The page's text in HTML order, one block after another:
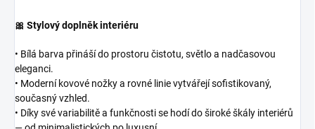
🎀 Stylový doplněk interiéru
• Bílá barva přináší do prostoru čistotu, světlo a nadčasovou
eleganci.
• Moderní kovové nožky a rovné linie vytvářejí sofistikovaný,
současný vzhled.
• Díky své variabilitě a funkčnosti se hodí do široké škály interiérů